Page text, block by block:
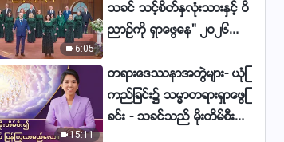
6:07
Myanmar Christian Song(ဘဝ သ
က္ေသ) Christians Love God
Unswervingly
2:55
Myanmar Christian Song
(ဘုရား၏စစ္မွန္ေသာေမတၱာ) |
Music Video
6:05
သခင္ သင့္စိတ္ႏွလုံးသားႏွင့္ ဝိ
ညာဥ္ကို ရွာေဖြေန" ၂၀၂၆ခုႏွစ္
15:11
တရားေဒႆနာအတြဲမ်ား- ယုံၾ
ကည္ျခင္း၌ သမၼာတရားရွာေဖြျ
ခင္း - သခင္သည္ မိုးတိမ္စီး၍